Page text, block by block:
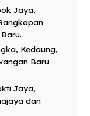
Jaya,
Kedaung,
Baru
Jaya,
dan